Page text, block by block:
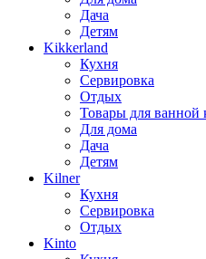
Дача
Детям
Kikkerland
Кухня
Сервировка
Отдых
Товары для ванной
Для дома
Дача
Детям
Kilner
Кухня
Сервировка
Отдых
Kinto